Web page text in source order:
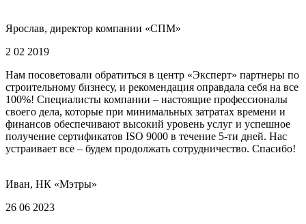
Ярослав, директор компании «СПМ»
2 02 2019
Нам посоветовали обратиться в центр «Эксперт» партнеры по
строительному бизнесу, и рекомендация оправдала себя на все
100%! Специалисты компании – настоящие профессионалы
своего дела, которые при минимальных затратах времени и
финансов обеспечивают высокий уровень услуг и успешное
получение сертификатов ISO 9000 в течение 5-ти дней. Нас
устраивает все – будем продолжать сотрудничество. Спасибо!
Иван, НК «Мэтры»
26 06 2023